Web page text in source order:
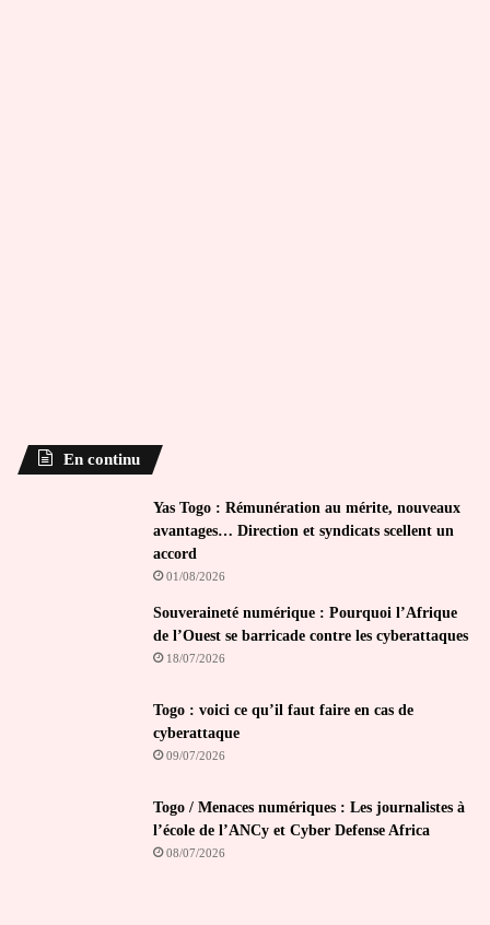
En continu
Yas Togo : Rémunération au mérite, nouveaux
avantages… Direction et syndicats scellent un
accord
01/08/2026
Souveraineté numérique : Pourquoi l’Afrique
de l’Ouest se barricade contre les cyberattaques
18/07/2026
Togo : voici ce qu’il faut faire en cas de
cyberattaque
09/07/2026
Togo / Menaces numériques : Les journalistes à
l’école de l’ANCy et Cyber Defense Africa
08/07/2026